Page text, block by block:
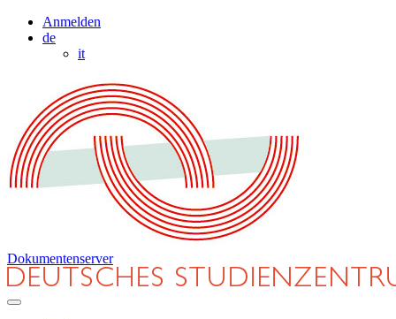
Anmelden
de
it
Dokumentenserver